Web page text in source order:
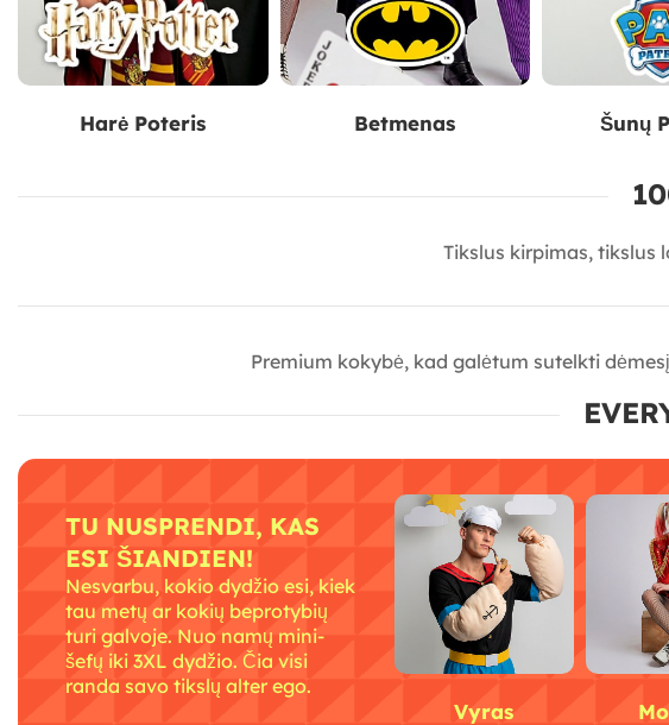
Harė Poteris Betmenas Šunų
Tikslus kirpimas, tikslus
Premium kokybė, kad galėtum sutelkti
TU NUSPRENDI, KAS
ESI ŠIANDIEN!
Nesvarbu, kokio dydžio esi, kiek
tau metų ar kokių beprotybių
turi galvoje. Nuo namų mini-
šefų iki 3XL dydžio. Čia visi
randa savo tikslų alter ego.
Vyras